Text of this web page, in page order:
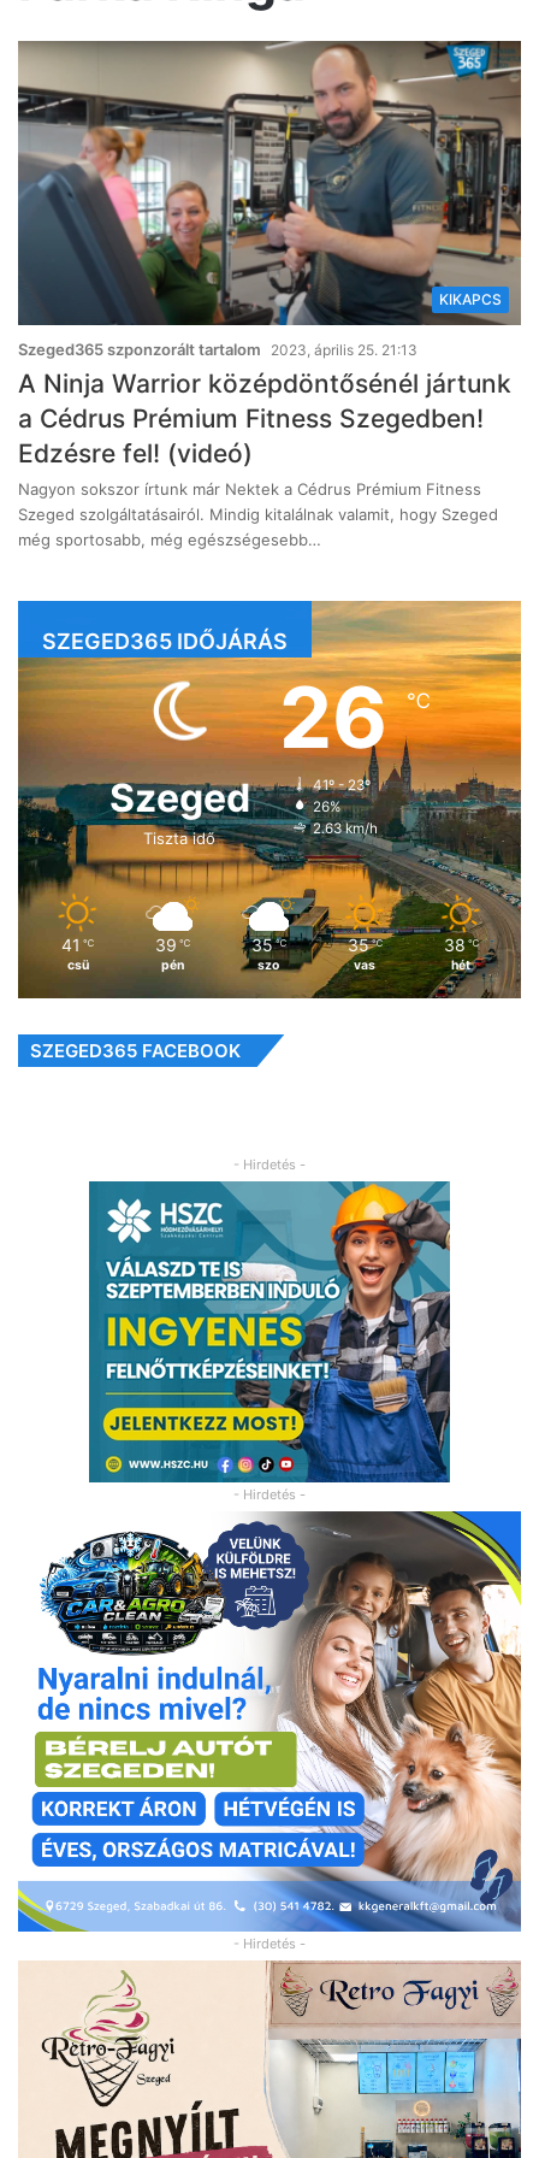
KIKAPCS
Szeged365 szponzorált tartalom 2023, április 25. 21:13
A Ninja Warrior középdöntősénél jártunk
a Cédrus Prémium Fitness Szegedben!
Edzésre fel! (videó)
Nagyon sokszor írtunk már Nektek a Cédrus Prémium Fitness
Szeged szolgáltatásairól. Mindig kitalálnak valamit, hogy Szeged
még sportosabb, még egészségesebb…
SZEGED365 IDŐJÁRÁS
Szeged
Tiszta idő
26℃
41º - 23º
26%
2.63 km/h
41 ℃
csü
39 ℃
pén
35 ℃
szo
35 ℃
vas
38 ℃
hét
SZEGED365 FACEBOOK
- Hirdetés -
- Hirdetés -
- Hirdetés -